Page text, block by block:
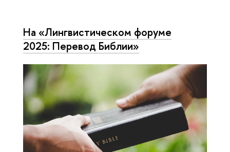
На «Лингвистическом форуме
2025: Перевод Библии»